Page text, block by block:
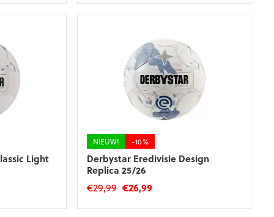
was:
is:
Light
NIEUW! -10%
Derbystar Eredivisie Design
Replica 25/26
€29,99 Oorspronkelijke
was:
€26,99Huidige
is: